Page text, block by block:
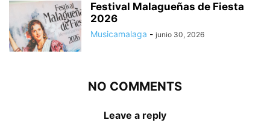
Festival Malagueñas de Fiesta
2026
Musicamalaga - junio 30, 2026
NO COMMENTS
Leave a reply